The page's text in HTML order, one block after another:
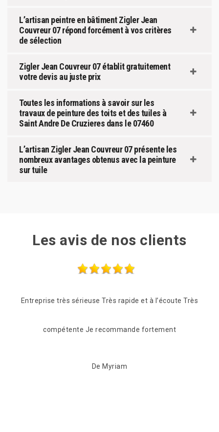
L’artisan peintre en bâtiment Zigler Jean
Couvreur 07 répond forcément à vos critères
de sélection
Zigler Jean Couvreur 07 établit gratuitement
votre devis au juste prix
Toutes les informations à savoir sur les
travaux de peinture des toits et des tuiles à
Saint Andre De Cruzieres dans le 07460
L’artisan Zigler Jean Couvreur 07 présente les
nombreux avantages obtenus avec la peinture
sur tuile
Les avis de nos clients
Professionnel, réactif rapide et competant qui a su
être à l'écoute de nos demandes . A recommander